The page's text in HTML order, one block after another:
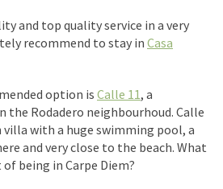
and top quality service in a very
recommend to stay in Casa
option is Calle 11, a
the Rodadero neighbourhoud. Calle
villa with a huge swimming pool, a
and very close to the beach. What
being in Carpe Diem?